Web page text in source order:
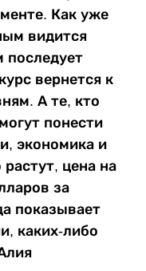
Как уже
видится
последует
вернется к
А те, кто
понести
экономика и
цена на
за
показывает
каких-либо